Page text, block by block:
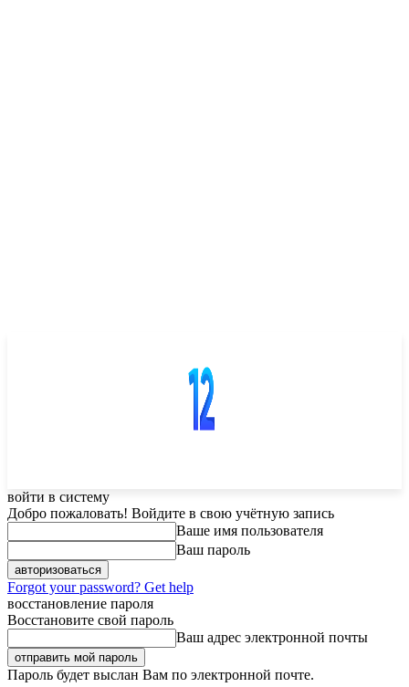
войти в систему
Добро пожаловать! Войдите в свою учётную запись
Ваше имя пользователя
Ваш пароль
Forgot your password? Get help
восстановление пароля
Восстановите свой пароль
Ваш адрес электронной почты
Пароль будет выслан Вам по электронной почте.